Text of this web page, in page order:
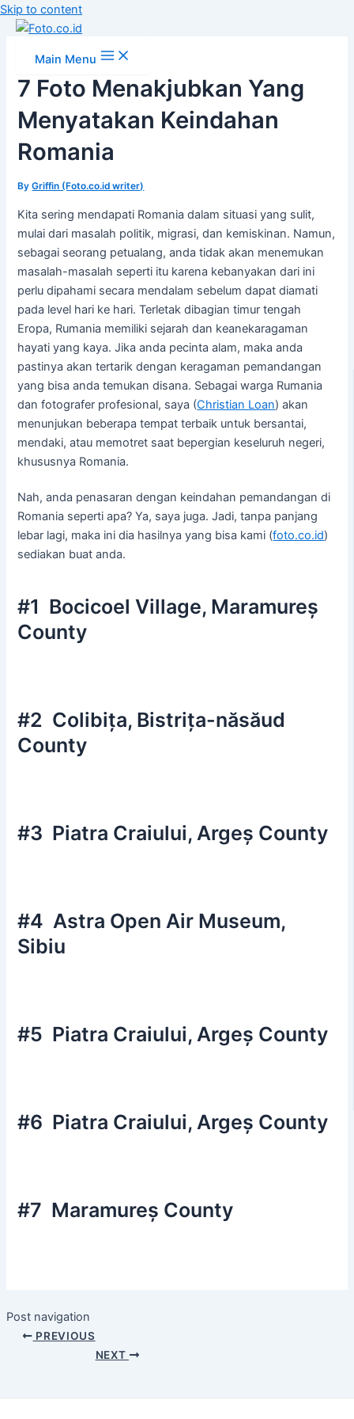
Skip to content
Main Menu
7 Foto Menakjubkan Yang
Menyatakan Keindahan
Romania
ByGriffin (Foto.co.id writer)
Kita sering mendapati Romania dalam situasi yang sulit,
mulai dari masalah politik, migrasi, dan kemiskinan. Namun,
sebagai seorang petualang, anda tidak akan menemukan
masalah-masalah seperti itu karena kebanyakan dari ini
perlu dipahami secara mendalam sebelum dapat diamati
pada level hari ke hari. Terletak dibagian timur tengah
Eropa, Rumania memiliki sejarah dan keanekaragaman
hayati yang kaya. Jika anda pecinta alam, maka anda
pastinya akan tertarik dengan keragaman pemandangan
yang bisa anda temukan disana. Sebagai warga Rumania
dan fotografer profesional, saya (Christian Loan) akan
menunjukan beberapa tempat terbaik untuk bersantai,
mendaki, atau memotret saat bepergian keseluruh negeri,
khususnya Romania.
Nah, anda penasaran dengan keindahan pemandangan di
Romania seperti apa? Ya, saya juga. Jadi, tanpa panjang
lebar lagi, maka ini dia hasilnya yang bisa kami (foto.co.id)
sediakan buat anda.
#1 Bocicoel Village, Maramureș
County
#2 Colibița, Bistrița-năsăud
County
#3 Piatra Craiului, Argeș County
#4 Astra Open Air Museum,
Sibiu
#5 Piatra Craiului, Argeș County
#6 Piatra Craiului, Argeș County
#7 Maramureș County
Post navigation
PREVIOUS
NEXT